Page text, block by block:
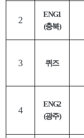
2
ENG1
(충북)
3 퀴즈
4
ENG2
(광주)